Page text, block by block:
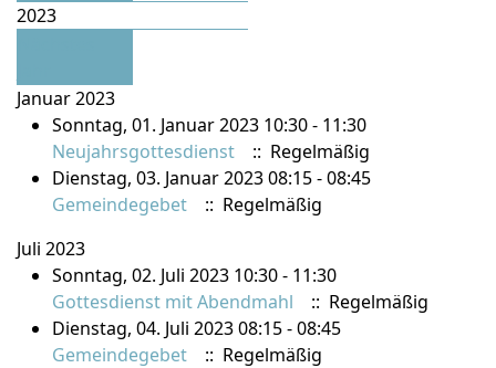
2023
Januar 2023
Sonntag, 01. Januar 2023 10:30 - 11:30
Neujahrsgottesdienst
:: Regelmäßig
Dienstag, 03. Januar 2023 08:15 - 08:45
Gemeindegebet
:: Regelmäßig
Juli 2023
Sonntag, 02. Juli 2023 10:30 - 11:30
Gottesdienst mit Abendmahl
:: Regelmäßig
Dienstag, 04. Juli 2023 08:15 - 08:45
Gemeindegebet
:: Regelmäßig